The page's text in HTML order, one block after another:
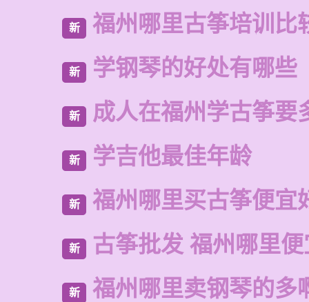
新 福州哪里古筝培训比
新 学钢琴的好处有哪些
新 成人在福州学古筝要
新 学吉他最佳年龄
新 福州哪里买古筝便宜
新 古筝批发 福州哪里
新 福州哪里卖钢琴的多